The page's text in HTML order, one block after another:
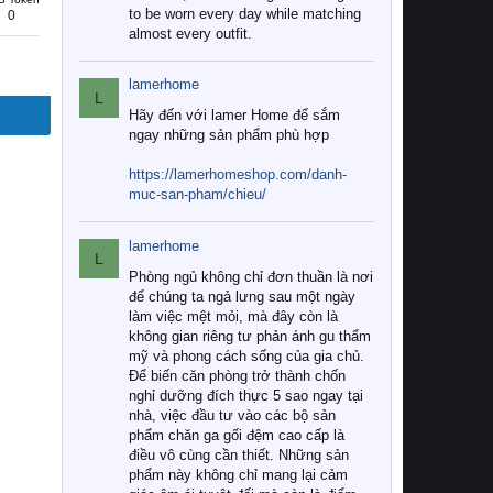
0
to be worn every day while matching
almost every outfit.
L
lamerhome
Hãy đến với lamer Home để sắm
ngay những sản phẩm phù hợp
https://lamerhomeshop.com/danh-
muc-san-pham/chieu/
L
lamerhome
Phòng ngủ không chỉ đơn thuần là nơi
để chúng ta ngả lưng sau một ngày
làm việc mệt mỏi, mà đây còn là
không gian riêng tư phản ánh gu thẩm
mỹ và phong cách sống của gia chủ.
Để biến căn phòng trở thành chốn
nghỉ dưỡng đích thực 5 sao ngay tại
nhà, việc đầu tư vào các bộ sản
phẩm chăn ga gối đệm cao cấp là
điều vô cùng cần thiết. Những sản
phẩm này không chỉ mang lại cảm